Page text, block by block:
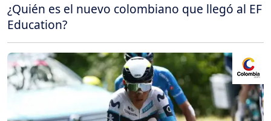
¿Quién es el nuevo colombiano que llegó al EF
Education?